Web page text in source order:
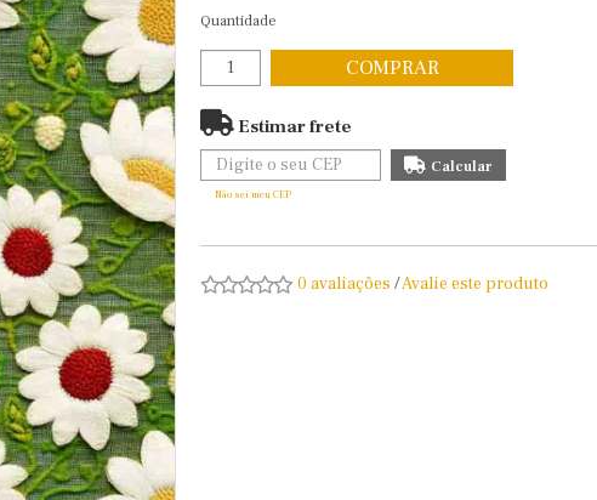
Quantidade
COMPRAR
Estimar frete
Não sei meu CEP
0 avaliações /Avalie este produto